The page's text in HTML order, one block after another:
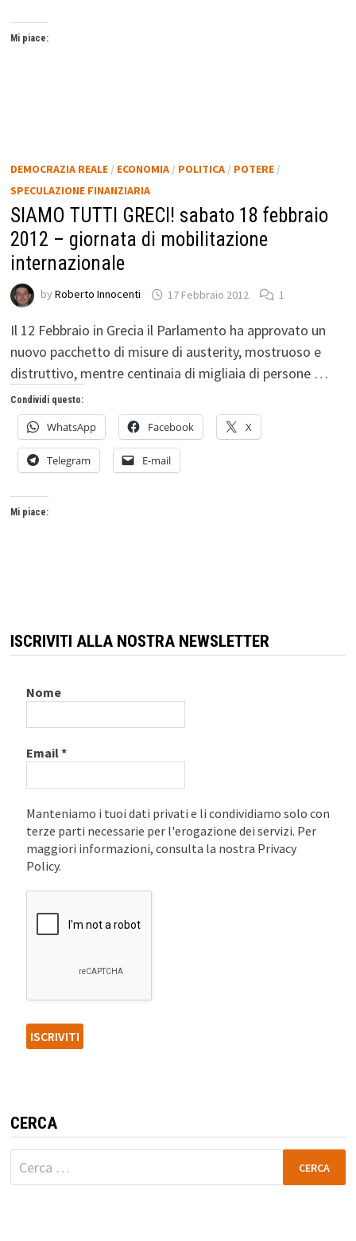
Mi piace:
DEMOCRAZIA REALE/ ECONOMIA/ POLITICA/ POTERE/
SPECULAZIONE FINANZIARIA
SIAMO TUTTI GRECI! sabato 18 febbraio
2012 – giornata di mobilitazione
internazionale
by Roberto Innocenti 17 Febbraio 2012 1
Il 12 Febbraio in Grecia il Parlamento ha approvato un
nuovo pacchetto di misure di austerity, mostruoso e
distruttivo, mentre centinaia di migliaia di persone …
Condividi questo:
WhatsApp Facebook X
Telegram E-mail
Mi piace:
ISCRIVITI ALLA NOSTRA NEWSLETTER
Nome
Email*
Manteniamo i tuoi dati privati e li condividiamo solo con
terze parti necessarie per l'erogazione dei servizi. Per
maggiori informazioni, consulta la nostra Privacy
Policy.
CERCA
Ricerca
per: